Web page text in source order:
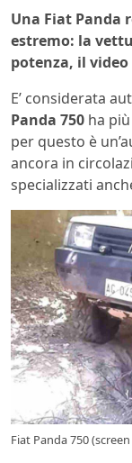
Una Fiat Panda
estremo: la
potenza, il
E’ considerata
Panda 750 ha
per questo è
ancora in
specializzati
Fiat Panda 750